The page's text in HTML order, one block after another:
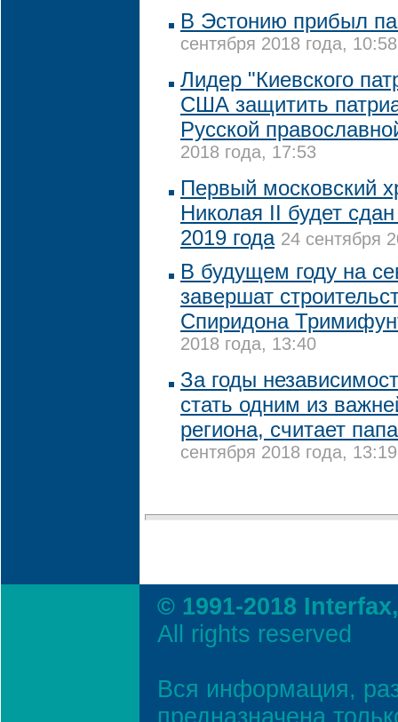
В Эстонию прибыл
сентября 2018 года, 10:58
Лидер "Киевского
США защитить
Русской
2018 года, 17:53
Первый московский
Николая II будет
2019 года 24 сентября
В будущем году на
завершат
Спиридона
2018 года, 13:40
За годы
стать одним из
региона, считает
сентября 2018 года, 13:19
© 1991-2018
All rights reserved
Вся информация,
предназначена